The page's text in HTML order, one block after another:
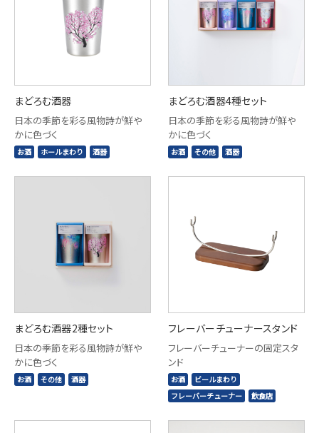
まどろむ酒器
日本の季節を彩る風物詩が鮮や
かに色づく
お酒 ホールまわり 酒器
まどろむ酒器4種セット
日本の季節を彩る風物詩が鮮や
かに色づく
お酒 その他 酒器
まどろむ酒器2種セット
日本の季節を彩る風物詩が鮮や
かに色づく
お酒 その他 酒器
フレーバーチューナースタンド
フレーバーチューナーの固定スタ
ンド
お酒
ビールまわり
フレーバーチューナー
飲食店